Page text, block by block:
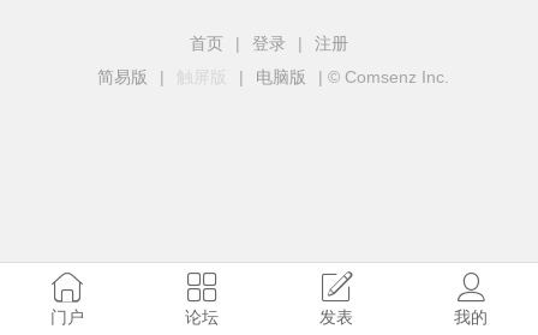
首页 | 登录 |
注册
简易版
| 触屏版 | 电脑版 | © Comsenz Inc.
门户 论坛 发表 我的